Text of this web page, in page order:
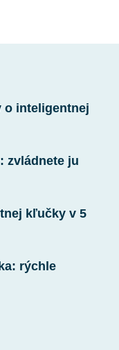
o inteligentnej
zvládnete ju
kľučky v 5
rýchle